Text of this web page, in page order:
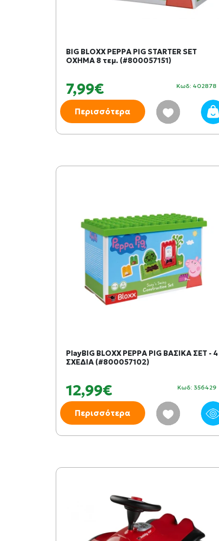
BIG BLOXX PEPPA PIG STARTER SET
ΟΧΗΜΑ 8 τεμ. (#800057151)
7,99€ Κωδ: 402878
Περισσότερα
PlayBIG BLOXX PEPPA PIG ΒΑΣΙΚΑ ΣΕΤ - 4
ΣΧΕΔΙΑ (#800057102)
12,99€ Κωδ: 356429
Περισσότερα